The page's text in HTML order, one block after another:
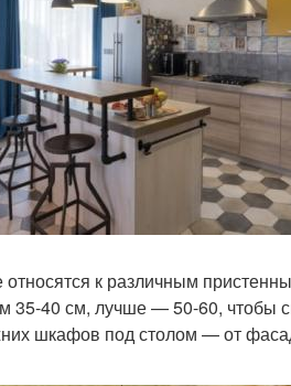
к различным
35-40 см, лучше — 50-60, чтобы
шкафов под столом — от